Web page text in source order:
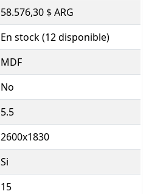
58.576,30 $ ARG
En stock (12 disponible)
MDF
No
5.5
2600x1830
Si
15